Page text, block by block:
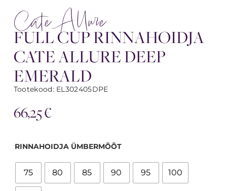
Cate Allure
FULL CUP RINNAHOIDJA
CATE ALLURE DEEP
EMERALD
Tootekood: EL302405DPE
66,25€
RINNAHOIDJA ÜMBERMÕÕT
75 80 85 90 95 100